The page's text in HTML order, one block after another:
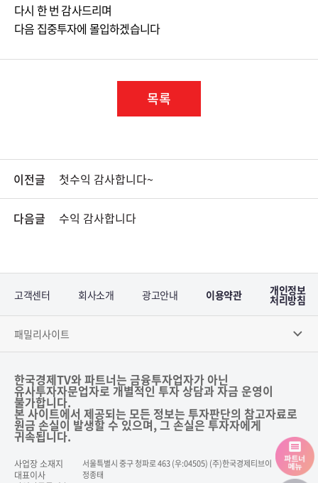
다시 한 번 감사드리며
다음 집중투자에 몰입하겠습니다
목록
이전글 첫수익 감사합니다~
다음글 수익 감사합니다
고객센터 회사소개 광고안내 이용약관 개인정보
처리방침
패밀리사이트
한국경제TV와 파트너는 금융투자업자가 아닌
유사투자자문업자로 개별적인 투자 상담과 자금 운영이
불가합니다.
본 사이트에서 제공되는 모든 정보는 투자판단의 참고자료로
원금 손실이 발생할 수 있으며, 그 손실은 투자자에게
귀속됩니다.
사업장 소재지 서울특별시 중구 청파로 463 (우:04505) (주)한국경제티브이
대표이사 정종태